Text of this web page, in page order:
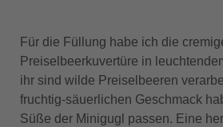
Für die Füllung habe ich die
Preiselbeerkuvertüre in
ihr sind wilde Preiselbeeren
fruchtig-säuerlichen Geschmack
Süße der Minigugl passen. Eine